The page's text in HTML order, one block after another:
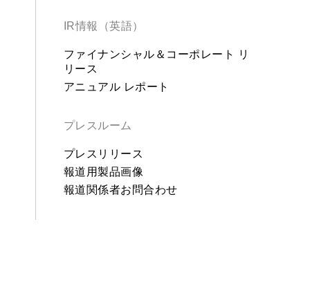
IR情報（英語）
ファイナンシャル＆コーポレート リ
リース
アニュアル レポート
プレスルーム
プレスリリース
報道用製品画像
報道関係者お問合わせ